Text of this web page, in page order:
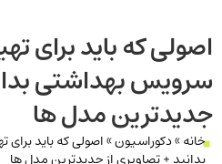
اصولی که باید برای
سرویس بهداشتی
جدیدترین مدل ها
خانه»دکوراسیون»اصولی که باید
بدانید + تصاویری از جدیدترین مدل ها